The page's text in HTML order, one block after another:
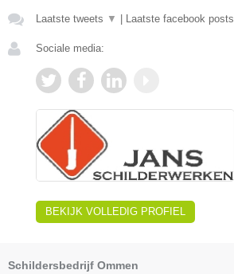
Laatste tweets ▼ | Laatste facebook posts
Sociale media:
BEKIJK VOLLEDIG PROFIEL
Schildersbedrijf Ommen